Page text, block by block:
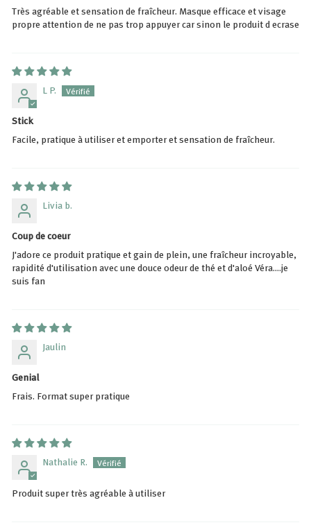
Très agréable et sensation de fraîcheur. Masque efficace et visage
propre attention de ne pas trop appuyer car sinon le produit d ecrase
L P.
Stick
Facile, pratique à utiliser et emporter et sensation de fraîcheur.
Livia b.
Coup de coeur
J'adore ce produit pratique et gain de plein, une fraîcheur incroyable,
rapidité d'utilisation avec une douce odeur de thé et d'aloé Véra....je
suis fan
Jaulin
Genial
Frais. Format super pratique
Nathalie R.
Produit super très agréable à utiliser